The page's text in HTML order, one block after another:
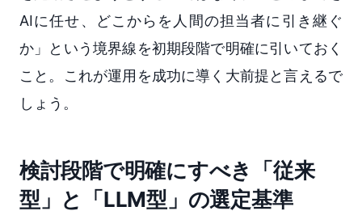
AIに任せ、どこからを人間の担当者に引き継ぐ
か」という境界線を初期段階で明確に引いておく
こと。これが運用を成功に導く大前提と言えるで
しょう。
検討段階で明確にすべき「従来
型」と「LLM型」の選定基準